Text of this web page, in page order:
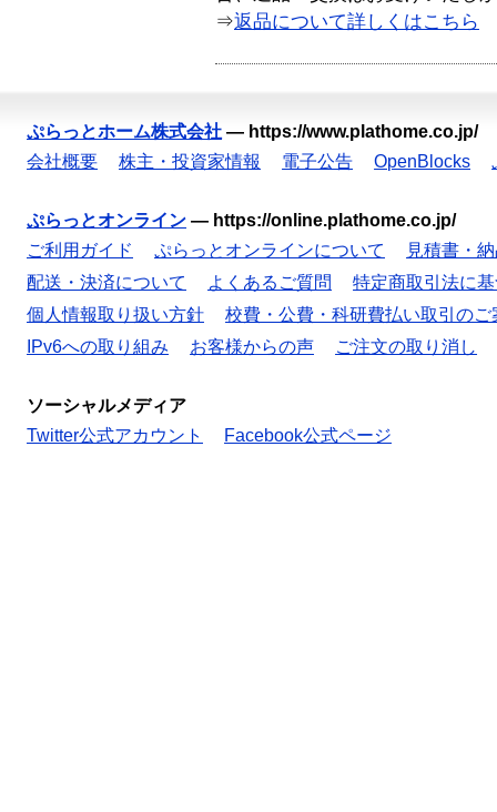
⇒返品について詳しくはこちら
ぷらっとホーム株式会社 — https://www.plathome.co.jp/
会社概要
株主・投資家情報 電子公告 OpenBlocks
ぷらっとオンライン — https://online.plathome.co.jp/
ご利用ガイド
ぷらっとオンラインについて
見積書・
配送・決済について
よくあるご質問
特定商取引法に
個人情報取り扱い方針
校費・公費・科研費払い取引のご
IPv6への取り組み
お客様からの声 ご注文の取り消し
ソーシャルメディア
Twitter公式アカウント
Facebook公式ページ